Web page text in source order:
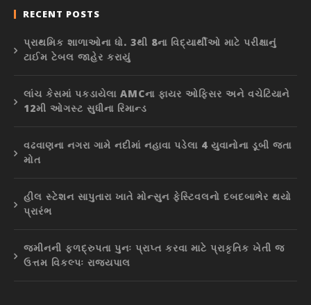
RECENT POSTS
પ્રાથમિક શાળાઓના ધો. 3થી 8ના વિદ્યાર્થીઓ માટે પરીક્ષાનું
ટાઈમ ટેબલ જાહેર કરાયું
લાંચ કેસમાં પકડાયેલા AMCના ફાયર ઓફિસર અને વચેટિયાને
12મી ઓગસ્ટ સુધીના રિમાન્ડ
વઢવાણના નગરા ગામે નદીમાં નહાવા પડેલા 4 યુવાનોના ડૂબી જતા
મોત
હીલ સ્ટેશન સાપુતારા ખાતે મોન્સુન ફેસ્ટિવલનો દબદબાભેર થયો
પ્રારંભ
જમીનની ફળદ્રુપતા પુનઃ પ્રાપ્ત કરવા માટે પ્રાકૃતિક ખેતી જ
ઉત્તમ વિકલ્પઃ રાજ્યપાલ